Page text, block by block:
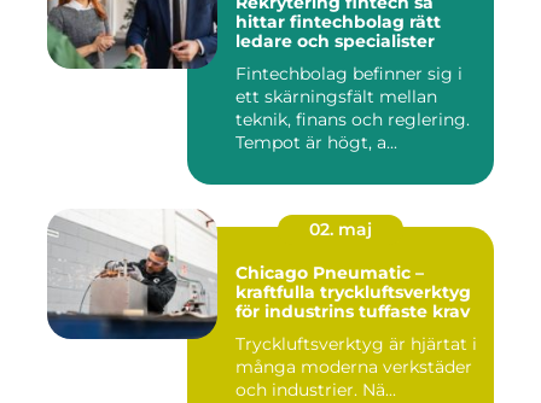
hittar fintechbolag rätt
ledare och specialister
Fintechbolag befinner sig i
ett skärningsfält mellan
teknik, finans och reglering.
Tempot är högt, a...
02. maj
Chicago Pneumatic –
kraftfulla tryckluftsverktyg
för industrins tuffaste krav
Tryckluftsverktyg är hjärtat i
många moderna verkstäder
och industrier. Nä...